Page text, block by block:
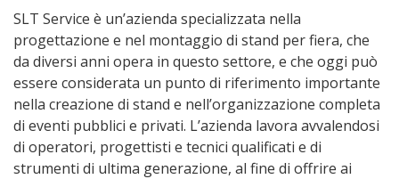
SLT Service è un’azienda specializzata nella
progettazione e nel montaggio di stand per fiera, che
da diversi anni opera in questo settore, e che oggi può
essere considerata un punto di riferimento importante
nella creazione di stand e nell’organizzazione completa
di eventi pubblici e privati. L’azienda lavora avvalendosi
di operatori, progettisti e tecnici qualificati e di
strumenti di ultima generazione, al fine di offrire ai